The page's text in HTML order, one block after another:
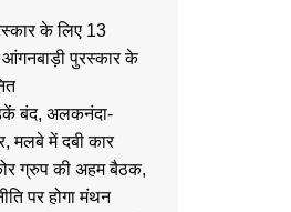
के लिए 13
पुरस्कार के
बंद, अलकनंदा-
मलबे में दबी कार
ग्रुप की अहम बैठक,
पर होगा मंथन